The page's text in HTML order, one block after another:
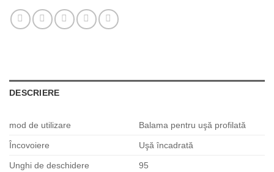
DESCRIERE
mod de utilizare Balama pentru uşă profilată
Încovoiere Uşă încadrată
Unghi de deschidere 95